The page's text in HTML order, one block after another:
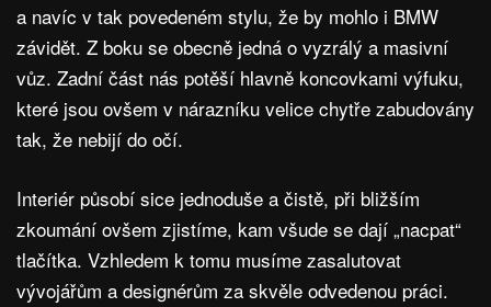
a navíc v tak povedeném stylu, že by mohlo i BMW
závidět. Z boku se obecně jedná o vyzrálý a masivní
vůz. Zadní část nás potěší hlavně koncovkami výfuku,
které jsou ovšem v nárazníku velice chytře zabudovány
tak, že nebijí do očí.
Interiér působí sice jednoduše a čistě, při bližším
zkoumání ovšem zjistíme, kam všude se dají „nacpat“
tlačítka. Vzhledem k tomu musíme zasalutovat
vývojářům a designérům za skvěle odvedenou práci.